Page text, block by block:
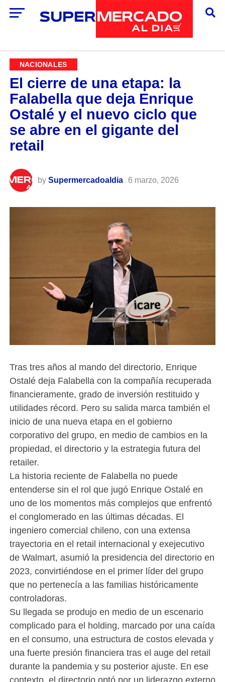
NACIONALES
El cierre de una etapa: la
Falabella que deja Enrique
Ostalé y el nuevo ciclo que
se abre en el gigante del
retail
by Supermercadoaldia 6 marzo, 2026
Tras tres años al mando del directorio, Enrique
Ostalé deja Falabella con la compañía recuperada
financieramente, grado de inversión restituido y
utilidades récord. Pero su salida marca también el
inicio de una nueva etapa en el gobierno
corporativo del grupo, en medio de cambios en la
propiedad, el directorio y la estrategia futura del
retailer.
La historia reciente de Falabella no puede
entenderse sin el rol que jugó Enrique Ostalé en
uno de los momentos más complejos que enfrentó
el conglomerado en las últimas décadas. El
ingeniero comercial chileno, con una extensa
trayectoria en el retail internacional y exejecutivo
de Walmart, asumió la presidencia del directorio en
2023, convirtiéndose en el primer líder del grupo
que no pertenecía a las familias históricamente
controladoras.
Su llegada se produjo en medio de un escenario
complicado para el holding, marcado por una caída
en el consumo, una estructura de costos elevada y
una fuerte presión financiera tras el auge del retail
durante la pandemia y su posterior ajuste. En ese
contexto, el directorio optó por un liderazgo externo